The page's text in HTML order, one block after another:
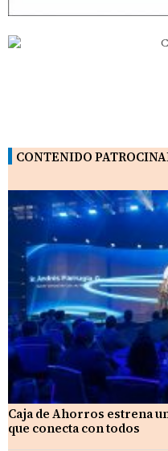
CONTENIDO
Caja de Ahorros estrena
que conecta con todos